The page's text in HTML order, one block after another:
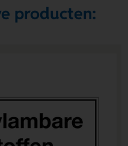
producten: